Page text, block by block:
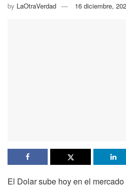
by LaOtraVerdad 16 diciembre,
El Dolar sube hoy en el